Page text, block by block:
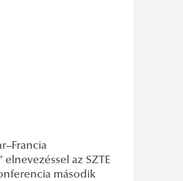
az SZTE
második